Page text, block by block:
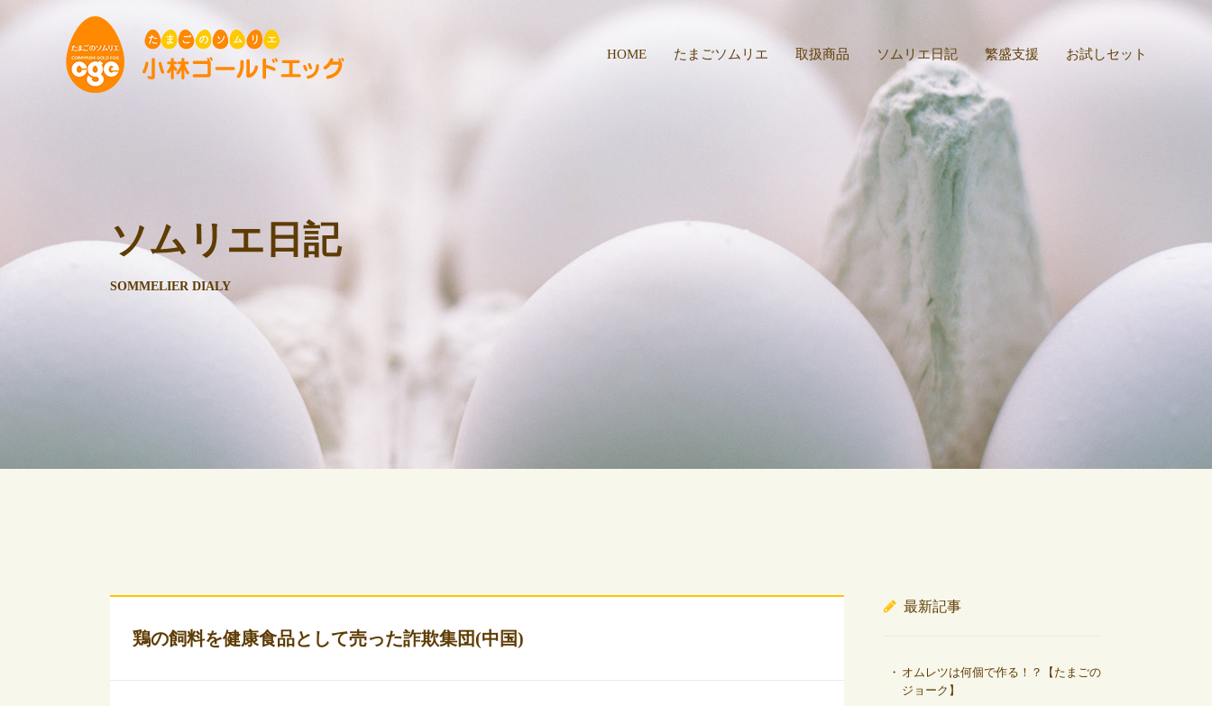
HOME たまごソムリエ 取扱商品 ソムリエ日記 繁盛支援 お試しセット
ソムリエ日記
SOMMELIER DIALY
鶏の飼料を健康食品として売った詐欺集団(中国)
最新記事
オムレツは何個で作る！？【たまごの
ジョーク】